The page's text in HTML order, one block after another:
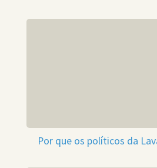
Por que os políticos da